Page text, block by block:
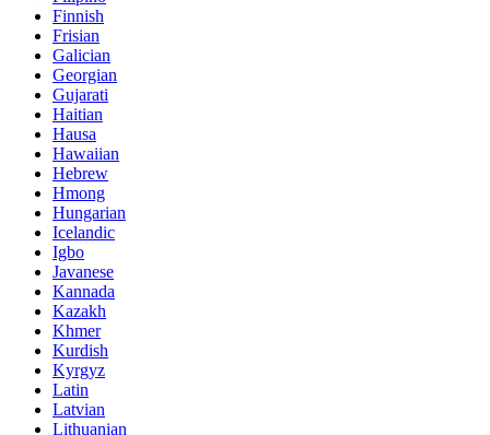
Finnish
Frisian
Galician
Georgian
Gujarati
Haitian
Hausa
Hawaiian
Hebrew
Hmong
Hungarian
Icelandic
Igbo
Javanese
Kannada
Kazakh
Khmer
Kurdish
Kyrgyz
Latin
Latvian
Lithuanian